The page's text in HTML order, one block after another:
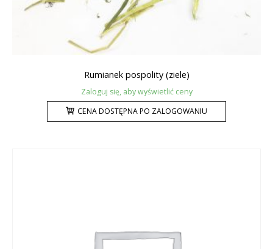
Rumianek pospolity (ziele)
Zaloguj się, aby wyświetlić ceny
CENA DOSTĘPNA PO ZALOGOWANIU